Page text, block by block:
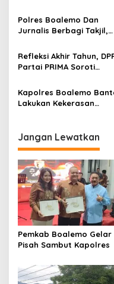
p
o
s
Polres Boalemo Dan
Jurnalis Berbagi Takjil,
Agar Silaturahmi Tetap
Terjaga
Refleksi Akhir Tahun,
Partai PRIMA Soroti
Dorong Kembali ke Jati
Bangsa
Kapolres Boalemo
Lakukan Kekerasan
Jangan Lewatkan
Pemkab Boalemo Gelar
Pisah Sambut Kapolres